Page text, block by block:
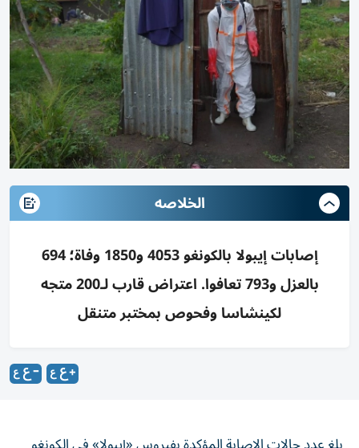
الخلاصه
إصابات إيبولا بالكونغو 4053 و1850 وفاة؛ 694
بالعزل و793 تعافوا. اعتراض قارب لـ200 متجه
لكينشاسا وفحوص بمختبر متنقل